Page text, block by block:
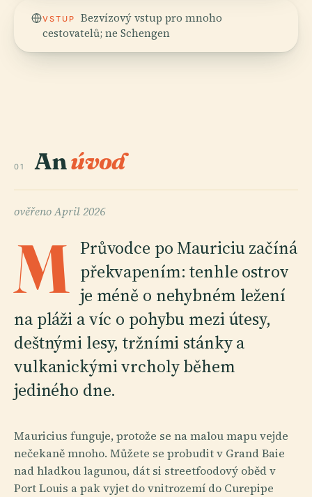
VSTUP
Bezvízový vstup pro mnoho
cestovatelů; ne Schengen
01 Anúvod
ověřenoApril 2026
M Průvodce po Mauriciu začíná
překvapením: tenhle ostrov
je méně o nehybném ležení
na pláži a víc o pohybu mezi útesy,
deštnými lesy, tržními stánky a
vulkanickými vrcholy během
jediného dne.
Mauricius funguje, protože se na malou mapu vejde
nečekaně mnoho. Můžete se probudit v Grand Baie
nad hladkou lagunou, dát si streetfoodový oběd v
Port Louis a pak vyjet do vnitrozemí do Curepipe